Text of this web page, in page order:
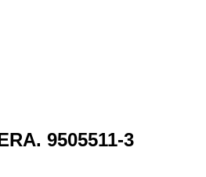
9505511-3